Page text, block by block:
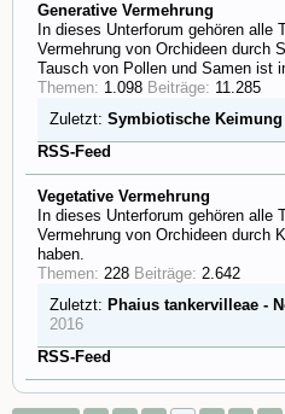
Generative Vermehrung
In dieses Unterforum gehören alle
Vermehrung von Orchideen durch
Tausch von Pollen und Samen ist
Themen: 1.098 Beiträge: 11.285
Zuletzt: Symbiotische Keimung
RSS-Feed
Vegetative Vermehrung
In dieses Unterforum gehören alle
Vermehrung von Orchideen durch
haben.
Themen: 228 Beiträge: 2.642
Zuletzt: Phaius tankervilleae -
2016
RSS-Feed